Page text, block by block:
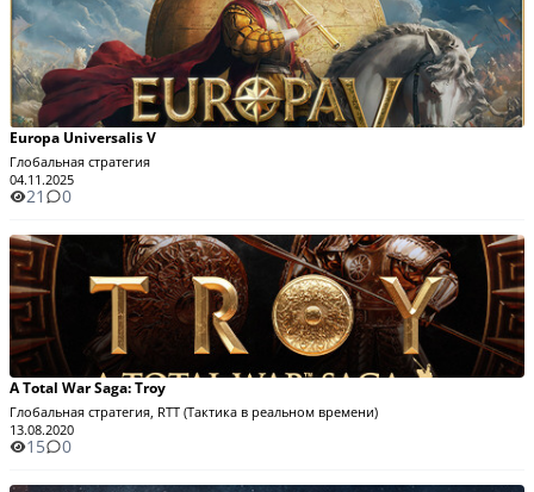
Europa Universalis V
Глобальная стратегия
04.11.2025
21 0
A Total War Saga: Troy
Глобальная стратегия, RTT (Тактика в реальном времени)
13.08.2020
15 0